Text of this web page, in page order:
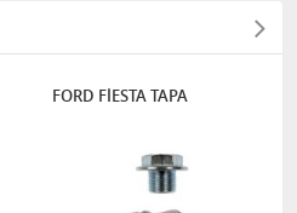
FORD FİESTA TAPA